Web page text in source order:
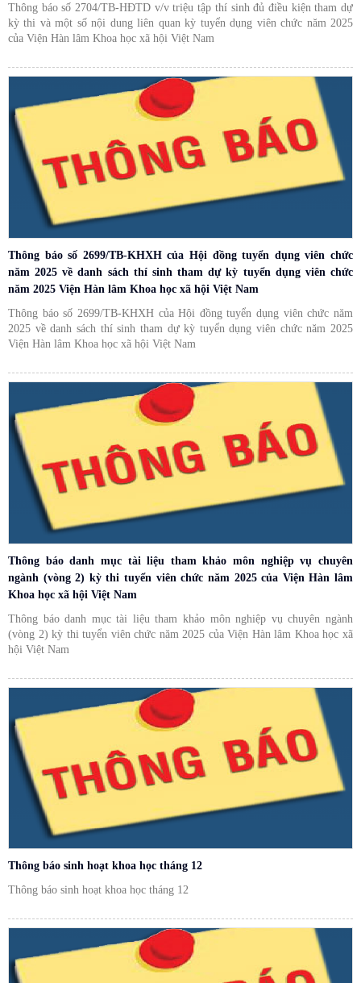
Thông báo số 2704/TB-HĐTD v/v triệu tập thí sinh đủ điều kiện tham dự
kỳ thi và một số nội dung liên quan kỳ tuyển dụng viên chức năm 2025
của Viện Hàn lâm Khoa học xã hội Việt Nam
Thông báo số 2699/TB-KHXH của Hội đồng tuyển dụng viên chức
năm 2025 về danh sách thí sinh tham dự kỳ tuyển dụng viên chức
năm 2025 Viện Hàn lâm Khoa học xã hội Việt Nam
Thông báo số 2699/TB-KHXH của Hội đồng tuyển dụng viên chức năm
2025 về danh sách thí sinh tham dự kỳ tuyển dụng viên chức năm 2025
Viện Hàn lâm Khoa học xã hội Việt Nam
Thông báo danh mục tài liệu tham khảo môn nghiệp vụ chuyên
ngành (vòng 2) kỳ thi tuyển viên chức năm 2025 của Viện Hàn lâm
Khoa học xã hội Việt Nam
Thông báo danh mục tài liệu tham khảo môn nghiệp vụ chuyên ngành
(vòng 2) kỳ thi tuyển viên chức năm 2025 của Viện Hàn lâm Khoa học xã
hội Việt Nam
Thông báo sinh hoạt khoa học tháng 12
Thông báo sinh hoạt khoa học tháng 12